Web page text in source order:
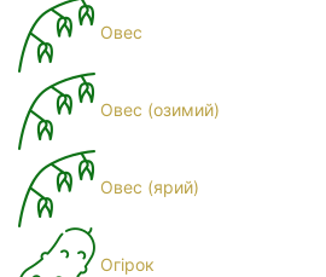
Овес
Овес (озимий)
Овес (ярий)
Огірок